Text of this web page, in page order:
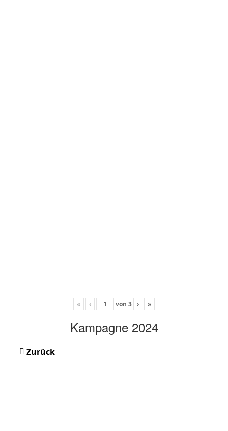
« ‹ von 3 › »
Kampagne 2024
Zurück